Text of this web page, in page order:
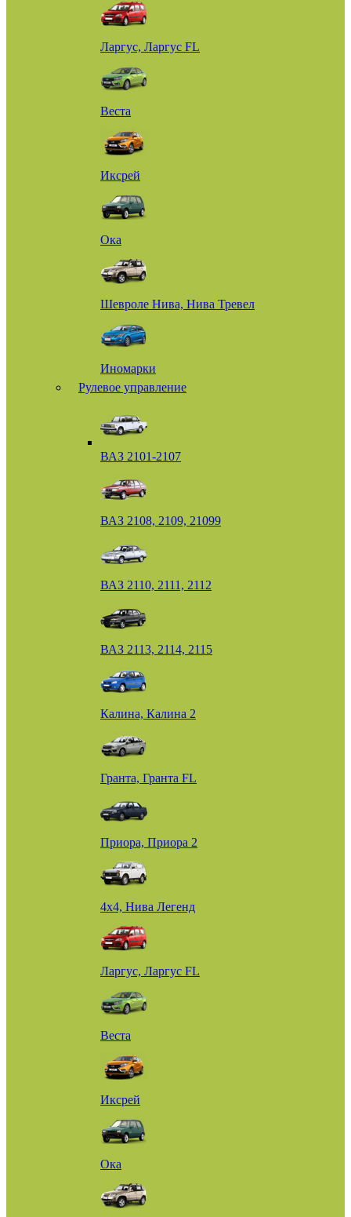
Ларгус, Ларгус FL
Веста
Иксрей
Ока
Шевроле Нива, Нива Тревел
Иномарки
Рулевое управление
ВАЗ 2101-2107
ВАЗ 2108, 2109, 21099
ВАЗ 2110, 2111, 2112
ВАЗ 2113, 2114, 2115
Калина, Калина 2
Гранта, Гранта FL
Приора, Приора 2
4х4, Нива Легенд
Ларгус, Ларгус FL
Веста
Иксрей
Ока